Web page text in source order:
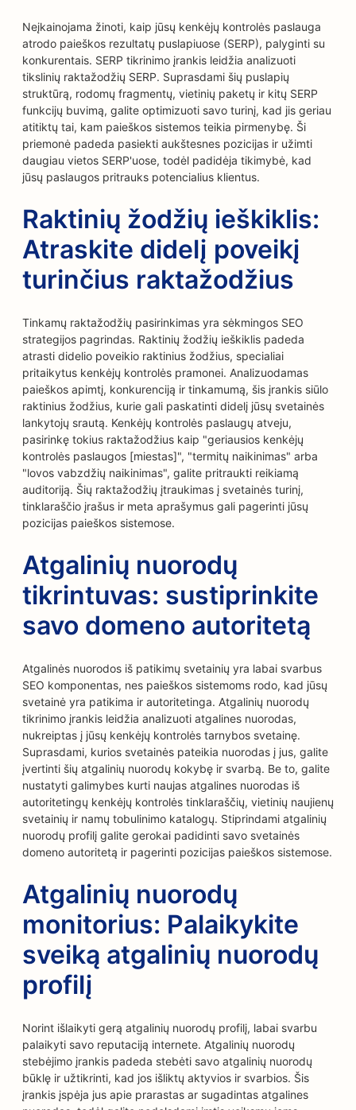
Neįkainojama žinoti, kaip jūsų kenkėjų kontrolės paslauga
atrodo paieškos rezultatų puslapiuose (SERP), palyginti su
konkurentais. SERP tikrinimo įrankis leidžia analizuoti
tikslinių raktažodžių SERP. Suprasdami šių puslapių
struktūrą, rodomų fragmentų, vietinių paketų ir kitų SERP
funkcijų buvimą, galite optimizuoti savo turinį, kad jis geriau
atitiktų tai, kam paieškos sistemos teikia pirmenybę. Ši
priemonė padeda pasiekti aukštesnes pozicijas ir užimti
daugiau vietos SERP'uose, todėl padidėja tikimybė, kad
jūsų paslaugos pritrauks potencialius klientus.
Raktinių žodžių ieškiklis:
Atraskite didelį poveikį
turinčius raktažodžius
Tinkamų raktažodžių pasirinkimas yra sėkmingos SEO
strategijos pagrindas. Raktinių žodžių ieškiklis padeda
atrasti didelio poveikio raktinius žodžius, specialiai
pritaikytus kenkėjų kontrolės pramonei. Analizuodamas
paieškos apimtį, konkurenciją ir tinkamumą, šis įrankis siūlo
raktinius žodžius, kurie gali paskatinti didelį jūsų svetainės
lankytojų srautą. Kenkėjų kontrolės paslaugų atveju,
pasirinkę tokius raktažodžius kaip "geriausios kenkėjų
kontrolės paslaugos [miestas]", "termitų naikinimas" arba
"lovos vabzdžių naikinimas", galite pritraukti reikiamą
auditoriją. Šių raktažodžių įtraukimas į svetainės turinį,
tinklaraščio įrašus ir meta aprašymus gali pagerinti jūsų
pozicijas paieškos sistemose.
Atgalinių nuorodų
tikrintuvas: sustiprinkite
savo domeno autoritetą
Atgalinės nuorodos iš patikimų svetainių yra labai svarbus
SEO komponentas, nes paieškos sistemoms rodo, kad jūsų
svetainė yra patikima ir autoritetinga. Atgalinių nuorodų
tikrinimo įrankis leidžia analizuoti atgalines nuorodas,
nukreiptas į jūsų kenkėjų kontrolės tarnybos svetainę.
Suprasdami, kurios svetainės pateikia nuorodas į jus, galite
įvertinti šių atgalinių nuorodų kokybę ir svarbą. Be to, galite
nustatyti galimybes kurti naujas atgalines nuorodas iš
autoritetingų kenkėjų kontrolės tinklaraščių, vietinių naujienų
svetainių ir namų tobulinimo katalogų. Stiprindami atgalinių
nuorodų profilį galite gerokai padidinti savo svetainės
domeno autoritetą ir pagerinti pozicijas paieškos sistemose.
Atgalinių nuorodų
monitorius: Palaikykite
sveiką atgalinių nuorodų
profilį
Norint išlaikyti gerą atgalinių nuorodų profilį, labai svarbu
palaikyti savo reputaciją internete. Atgalinių nuorodų
stebėjimo įrankis padeda stebėti savo atgalinių nuorodų
būklę ir užtikrinti, kad jos išliktų aktyvios ir svarbios. Šis
įrankis įspėja jus apie prarastas ar sugadintas atgalines